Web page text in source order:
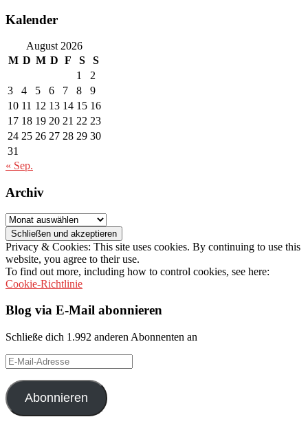
Kalender
August 2026
M D M D F S
S
1
2
3
4 5 6 7 8
9
10 11 12 13 14 15 16
17 18 19 20 21 22 23
24 25 26 27 28 29 30
31
« Sep.
Archiv
Archiv
Privacy & Cookies: This site uses cookies. By continuing to use this
website, you agree to their use.
To find out more, including how to control cookies, see here:
Cookie-Richtlinie
Blog via E-Mail abonnieren
Schließe dich 1.992 anderen Abonnenten an
E-
Mail-
Adresse
Abonnieren